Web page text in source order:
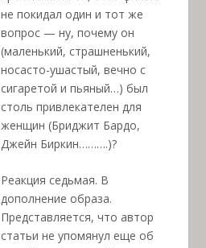
не покидал один и тот же
вопрос — ну, почему он
(маленький, страшненький,
носасто-ушастый, вечно с
сигаретой и пьяный…) был
столь привлекателен для
женщин (Бриджит Бардо,
Джейн Биркин……….)?
Реакция седьмая. В
дополнение образа.
Представляется, что автор
статьи не упомянул еще об